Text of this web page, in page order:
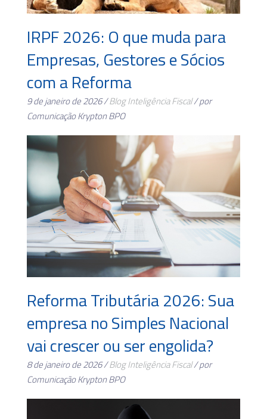
IRPF 2026: O que muda para
Empresas, Gestores e Sócios
com a Reforma
9 de janeiro de 2026 /BlogInteligência Fiscal/ por
Comunicação Krypton BPO
Reforma Tributária 2026: Sua
empresa no Simples Nacional
vai crescer ou ser engolida?
8 de janeiro de 2026 /BlogInteligência Fiscal/ por
Comunicação Krypton BPO